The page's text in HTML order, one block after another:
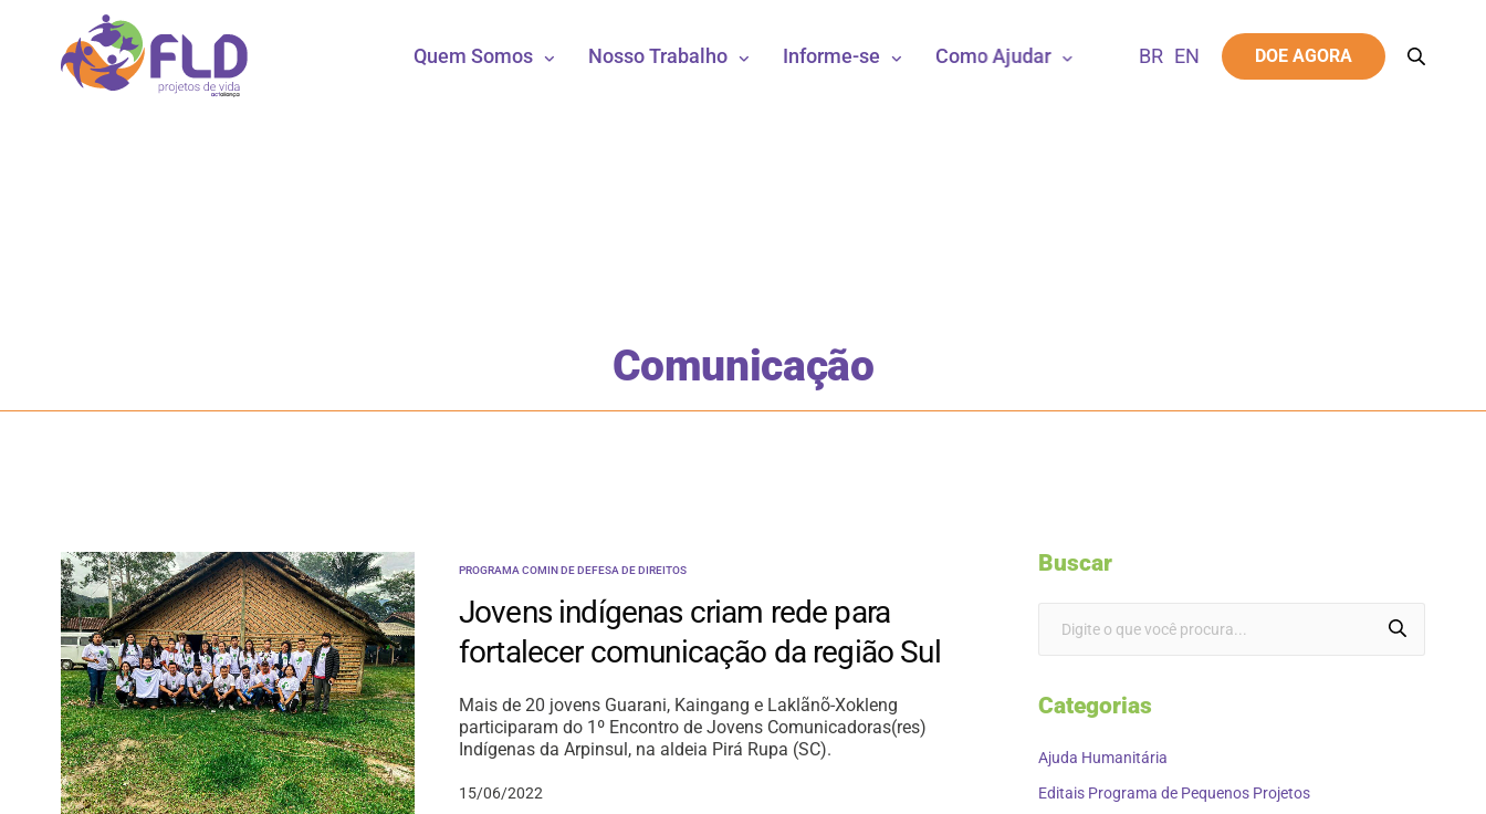
Quem Somos Nosso Trabalho Informe-se Como Ajudar DOE AGORA
Comunicação
PROGRAMA COMIN DE DEFESA DE DIREITOS
Jovens indígenas criam rede para
fortalecer comunicação da região Sul
Mais de 20 jovens Guarani, Kaingang e Laklãnõ-Xokleng
participaram do 1º Encontro de Jovens Comunicadoras(res)
Indígenas da Arpinsul, na aldeia Pirá Rupa (SC).
15/06/2022
Buscar
Categorias
Ajuda Humanitária
Editais Programa de Pequenos Projetos